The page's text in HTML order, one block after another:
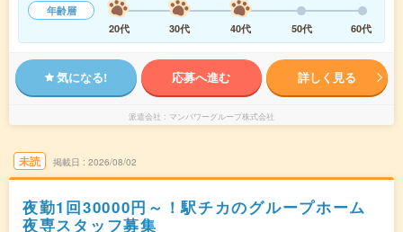
年齢層
20代
30代 40代 50代 60代
気になる! 応募へ進む 詳しく見る
派遣会社 マンパワーグループ株式会社
未読 掲載日 2026/08/02
夜勤1回30000円～！駅チカのグループホーム
夜専スタッフ募集